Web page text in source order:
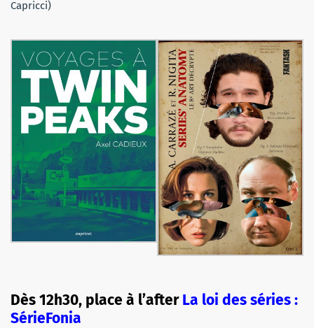
Capricci)
Dès 12h30, place à l’afterLa loi des séries :
SérieFonia